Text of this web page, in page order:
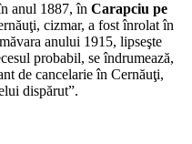
anul 1887, în Carapciu pe
cizmar, a fost înrolat în
anului 1915, lipseşte
probabil, se îndrumează,
de cancelarie în Cernăuţi,
dispărut”.